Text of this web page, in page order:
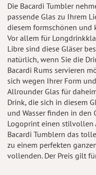
Die Bacardi Tumbler
passende Glas zu Ihrem
diesem formschönen und
Vor allem für
Libre sind diese Gläser
natürlich, wenn Sie die
Bacardi Rums servieren
sich wegen Ihrer Form
Allrounder Glas für
Drink, die sich in diesem
und Wasser finden in den
Logoprint einen stilvollen
Bacardi Tumblern das
zu einem perfekten
vollenden. Der Preis gilt